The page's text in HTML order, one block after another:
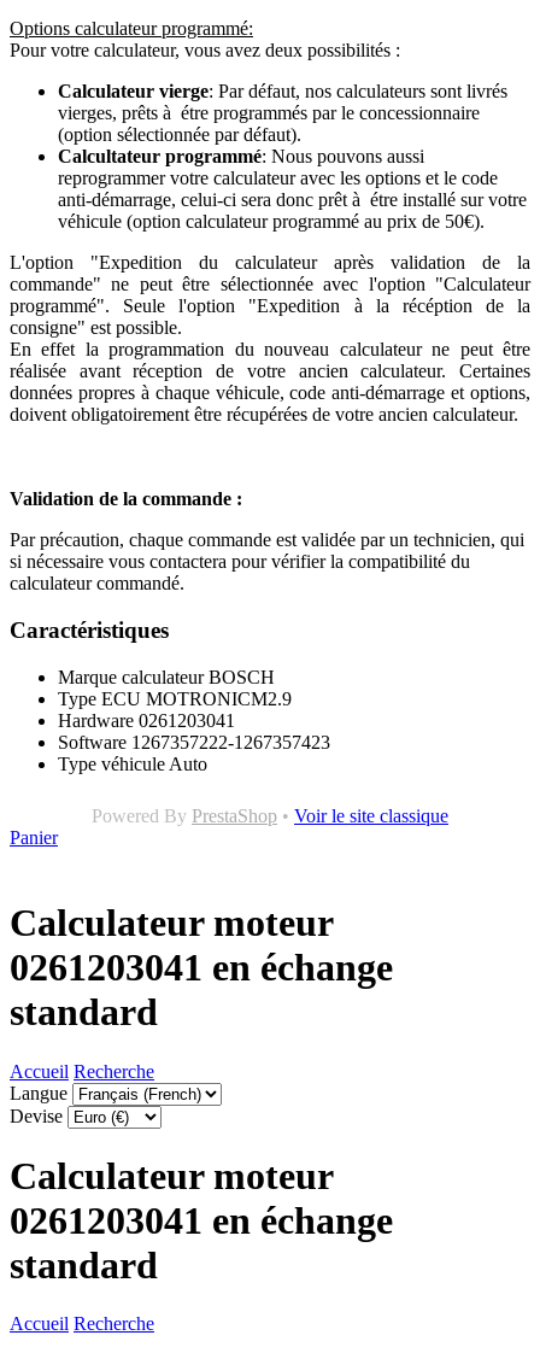
Options calculateur programmé:
Pour votre calculateur, vous avez deux possibilités :
Calculateur vierge: Par défaut, nos calculateurs sont livrés
vierges, prêts à étre programmés par le concessionnaire
(option sélectionnée par défaut).
Calcultateur programmé: Nous pouvons aussi
reprogrammer votre calculateur avec les options et le code
anti-démarrage, celui-ci sera donc prêt à étre installé sur votre
véhicule (option calculateur programmé au prix de 50€).
L'option "Expedition du calculateur après validation de la
commande" ne peut être sélectionnée avec l'option "Calculateur
programmé". Seule l'option "Expedition à la récéption de la
consigne" est possible.
En effet la programmation du nouveau calculateur ne peut être
réalisée avant réception de votre ancien calculateur. Certaines
données propres à chaque véhicule, code anti-démarrage et options,
doivent obligatoirement être récupérées de votre ancien calculateur.
Validation de la commande :
Par précaution, chaque commande est validée par un technicien, qui
si nécessaire vous contactera pour vérifier la compatibilité du
calculateur commandé.
Caractéristiques
Marque calculateur BOSCH
Type ECU MOTRONICM2.9
Hardware 0261203041
Software 1267357222-1267357423
Type véhicule Auto
Powered By PrestaShop • Voir le site classique
Panier
Calculateur moteur
0261203041 en échange
standard
Accueil Recherche
Langue
Devise
Calculateur moteur
0261203041 en échange
standard
Accueil Recherche